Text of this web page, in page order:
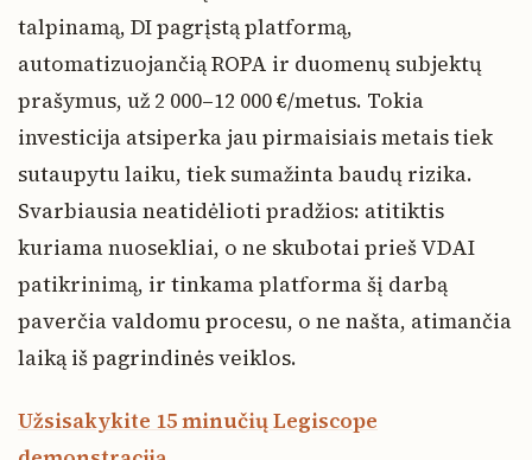
talpinamą, DI pagrįstą platformą,
automatizuojančią ROPA ir duomenų subjektų
prašymus, už 2 000–12 000 €/metus. Tokia
investicija atsiperka jau pirmaisiais metais tiek
sutaupytu laiku, tiek sumažinta baudų rizika.
Svarbiausia neatidėlioti pradžios: atitiktis
kuriama nuosekliai, o ne skubotai prieš VDAI
patikrinimą, ir tinkama platforma šį darbą
paverčia valdomu procesu, o ne našta, atimančia
laiką iš pagrindinės veiklos.
Užsisakykite 15 minučių Legiscope